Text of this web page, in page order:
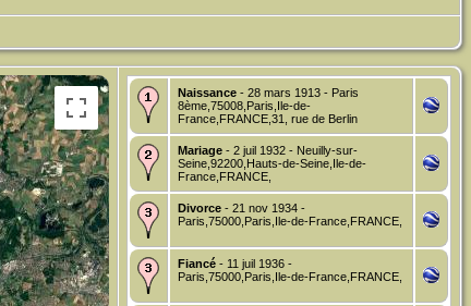
Naissance - 28 mars 1913 - Paris
8ème,75008,Paris,Ile-de-
France,FRANCE,31, rue de Berlin
Mariage - 2 juil 1932 - Neuilly-sur-
Seine,92200,Hauts-de-Seine,Ile-de-
France,FRANCE,
Divorce - 21 nov 1934 -
Paris,75000,Paris,Ile-de-France,FRANCE,
Fiancé - 11 juil 1936 -
Paris,75000,Paris,Ile-de-France,FRANCE,